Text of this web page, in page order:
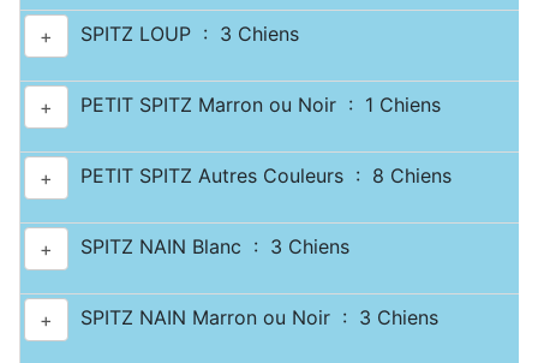
+ SPITZ LOUP : 3 Chiens
+ PETIT SPITZ Marron ou Noir : 1 Chiens
+ PETIT SPITZ Autres Couleurs : 8 Chiens
+ SPITZ NAIN Blanc : 3 Chiens
+ SPITZ NAIN Marron ou Noir : 3 Chiens